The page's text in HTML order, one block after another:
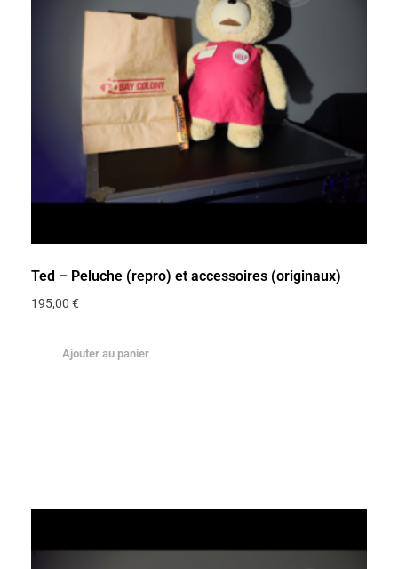
Ted – Peluche (repro) et accessoires (originaux)
195,00 €
Ajouter au panier